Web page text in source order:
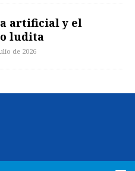
artificial y el
ludita
de 2026